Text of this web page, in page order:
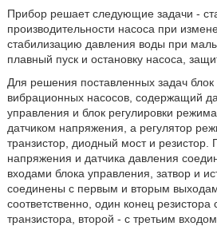
Прибор решает следующие задачи -
производительности насоса при
стабилизацию давления воды при
плавный пуск и остановку насоса,
Для решения поставленных задач блок
вибрационных насосов, содержащий
управления и блок регулировки
датчиком напряжения, а регулятор
транзистор, диодный мост и резистор.
напряжения и датчика давления
входами блока управления, затвор и
соединены с первым и вторым
соответственно, один конец резистора
транзистора, второй - с третьим